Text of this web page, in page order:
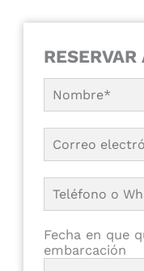
RESERVAR
Fecha en que
embarcación